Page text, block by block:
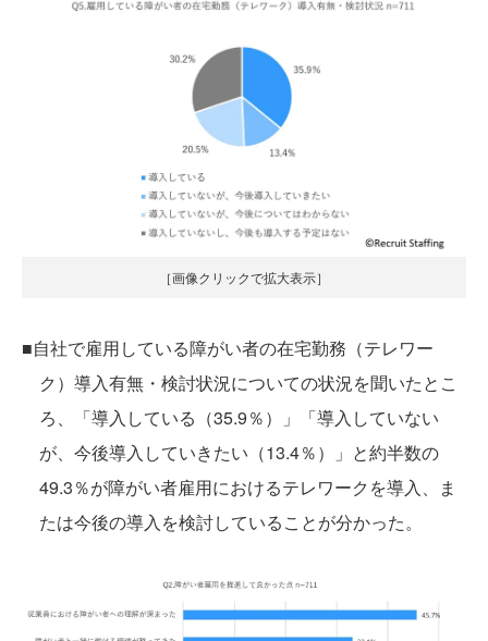
［画像クリックで拡大表示］
■自社で雇用している障がい者の在宅勤務（テレワー
ク）導入有無・検討状況についての状況を聞いたとこ
ろ、「導入している（35.9％）」「導入していない
が、今後導入していきたい（13.4％）」と約半数の
49.3％が障がい者雇用におけるテレワークを導入、ま
たは今後の導入を検討していることが分かった。